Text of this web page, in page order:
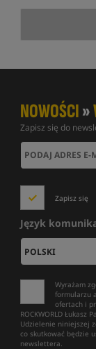
NOWOŚCI»
Zapisz się do
Zapisz się
Język
Wyrażam
formularzu
ofertach i
ROCKWORLD
Udzielenie niniejszej
co skutkować będzie
newslettera.